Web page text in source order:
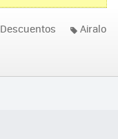
Descuentos Airalo